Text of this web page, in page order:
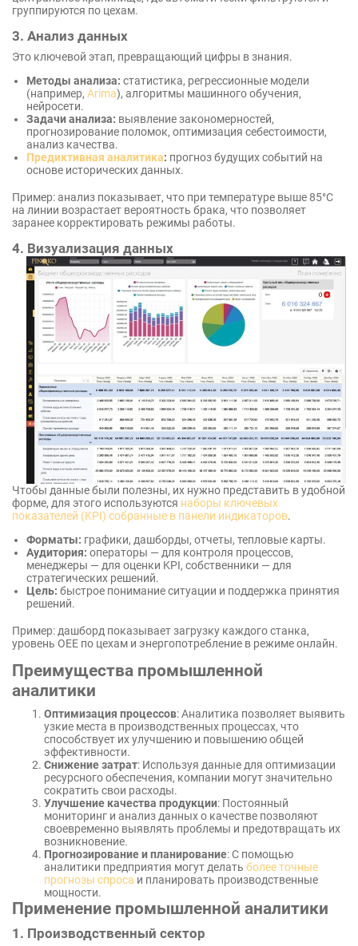
группируются по цехам.
3. Анализ данных
Это ключевой этап, превращающий цифры в знания.
Методы анализа: статистика, регрессионные модели
(например, Arima), алгоритмы машинного обучения,
нейросети.
Задачи анализа: выявление закономерностей,
прогнозирование поломок, оптимизация себестоимости,
анализ качества.
Предиктивная аналитика: прогноз будущих событий на
основе исторических данных.
Пример: анализ показывает, что при температуре выше 85°С
на линии возрастает вероятность брака, что позволяет
заранее корректировать режимы работы.
4. Визуализация данных
Чтобы данные были полезны, их нужно представить в удобной
форме, для этого используются наборы ключевых
показателей (KPI) собранные в панели индикаторов.
Форматы: графики, дашборды, отчеты, тепловые карты.
Аудитория: операторы — для контроля процессов,
менеджеры — для оценки KPI, собственники — для
стратегических решений.
Цель: быстрое понимание ситуации и поддержка принятия
решений.
Пример: дашборд показывает загрузку каждого станка,
уровень OEE по цехам и энергопотребление в режиме онлайн.
Преимущества промышленной
аналитики
Оптимизация процессов: Аналитика позволяет выявить
узкие места в производственных процессах, что
способствует их улучшению и повышению общей
эффективности.
Снижение затрат: Используя данные для оптимизации
ресурсного обеспечения, компании могут значительно
сократить свои расходы.
Улучшение качества продукции: Постоянный
мониторинг и анализ данных о качестве позволяют
своевременно выявлять проблемы и предотвращать их
возникновение.
Прогнозирование и планирование: С помощью
аналитики предприятия могут делать более точные
прогнозы спроса и планировать производственные
мощности.
Применение промышленной аналитики
1. Производственный сектор